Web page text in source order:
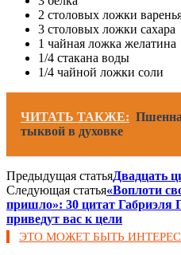
2 столовых ложки
3 столовых ложки сахара
1 чайная ложка желатина
1/4 стакана воды
1/4 чайной ложки соли
ЧИТАТЬ ТАКЖЕ:
тыквой в духовке
Предыдущая статьяДвадцать
Следующая статья«Воплоти
пришло»: 30 цитат Габриэля
приведут вас к цели
ЭТО МОЖЕТ БЫТЬ